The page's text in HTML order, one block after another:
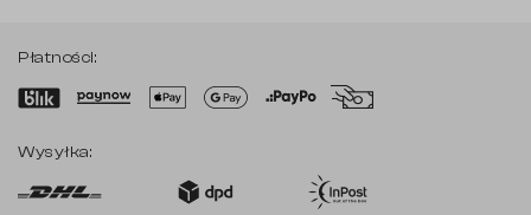
Płatności:
Wysyłka: